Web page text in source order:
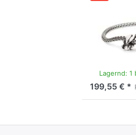
Geburts-
Lagernd: 1
199,55 € *